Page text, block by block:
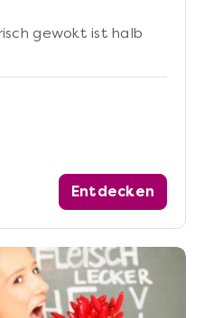
gewokt ist halb
Entdecken